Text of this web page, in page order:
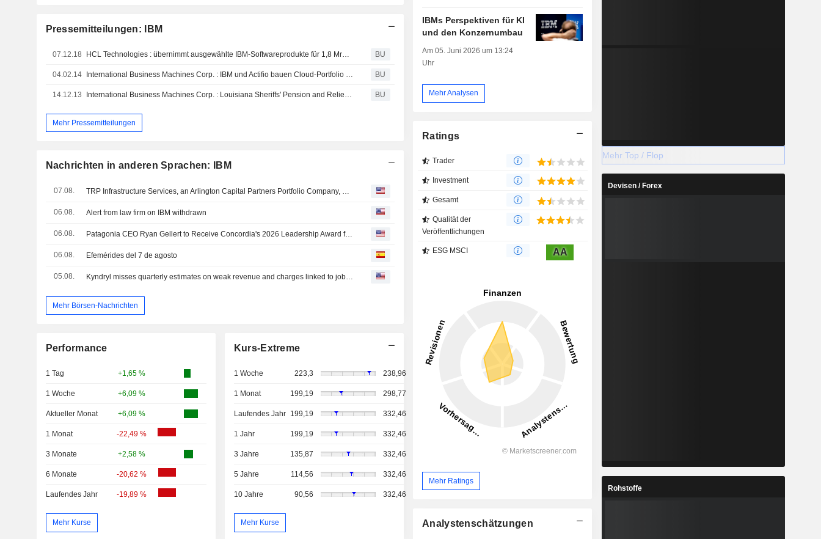
Pressemitteilungen: IBM
07.12.18 HCL Technologies : übernimmt ausgewählte IBM-Softwareprodukte für 1,8 Mrd. US-Dollar BU
04.02.14 International Business Machines Corp. : IBM und Actifio bauen Cloud-Portfolio von IBM mit neuen leistungsstarken Daten-Virtualisierungslösungen aus BU
14.12.13 International Business Machines Corp. : Louisiana Sheriffs' Pension and Relief Fund gegen IBM BU
Mehr Pressemitteilungen
Nachrichten in anderen Sprachen: IBM
07.08. TRP Infrastructure Services, an Arlington Capital Partners Portfolio Company, Strengthens Industry Leadership Through Five Strategic Acquisitions
06.08. Alert from law firm on IBM withdrawn
06.08. Patagonia CEO Ryan Gellert to Receive Concordia's 2026 Leadership Award for Reshaping Corporate Accountability
06.08. Efemérides del 7 de agosto
05.08. Kyndryl misses quarterly estimates on weak revenue and charges linked to job cuts
Mehr Börsen-Nachrichten
Performance
1 Tag +1,65 %
1 Woche +6,09 %
Aktueller Monat +6,09 %
1 Monat -22,49 %
3 Monate +2,58 %
6 Monate -20,62 %
Laufendes Jahr -19,89 %
Mehr Kurse
Kurs-Extreme
1 Woche 223,3 238,96
1 Monat 199,19 298,77
Laufendes Jahr 199,19 332,46
1 Jahr 199,19 332,46
3 Jahre 135,87 332,46
5 Jahre 114,56 332,46
10 Jahre 90,56 332,46
Mehr Kurse
IBMs Perspektiven für KI
und den Konzernumbau
Am 05. Juni 2026 um 13:24
Uhr
Mehr Analysen
Ratings
Trader
Investment
Gesamt
Qualität der
Veröffentlichungen
ESG MSCI AA
Mehr Ratings
Analystenschätzungen
Mehr Top / Flop
Devisen / Forex
Rohstoffe